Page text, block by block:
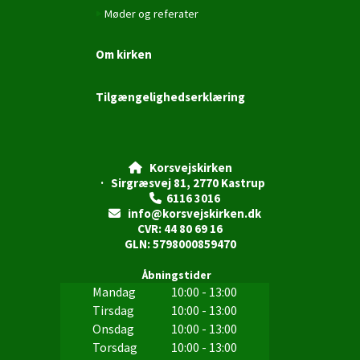
Møder og referater
Om kirken
Tilgængelighedserklæring
Korsvejskirken
· Sirgræsvej 81, 2770 Kastrup
 6116 3016

info@korsvejskirken.dk
CVR: 44 80 69 16
GLN: 5798000859470
Åbningstider
Mandag
10:00 - 13:00
Tirsdag
10:00 - 13:00
Onsdag
10:00 - 13:00
Torsdag
10:00 - 13:00